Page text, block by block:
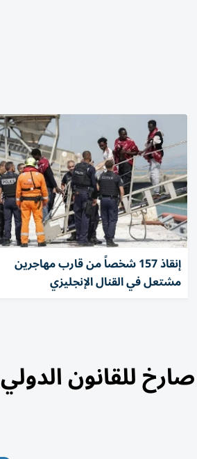
إنقاذ 157 شخصاً من قارب مهاجرين
مشتعل في القنال الإنجليزي
للقانون الدولي